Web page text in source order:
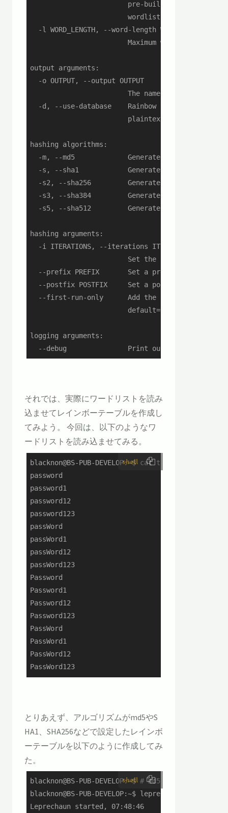
pre-built one; the name
wordlist will be set by
  -l WORD_LENGTH, --word-length WORD_LENGTH
Maximum word length for
output arguments:
  -o OUTPUT, --output OUTPUT
The name of the output
-d, --use-database    Rainbow table will be
                        plaintext file
hashing algorithms:
-m, --md5             Generate MD5 hashes of
-s, --sha1            Generate SHA1 hashes of
-s2, --sha256         Generate SHA256 hashes
-s3, --sha384         Generate SHA384 hashes
-s5, --sha512         Generate SHA512 hashes
hashing arguments:
  -i ITERATIONS, --iterations ITERATIONS
Set the number of hash
--prefix PREFIX       Set a prefix for the
--postfix POSTFIX     Set a postfix for the
--first-run-only      Add the pre/postfixes
                        default=False
logging arguments:
--debug               Print out debug
それでは、実際にワードリストを読み
込ませてレインボーテーブルを作成し
てみよう。 今回は、以下のようなワ
ードリストを読み込ませてみる。
shell
blacknon@BS-PUB-DEVELOP:~$ cat test_word.list
password
password1
password12
password123
passWord
passWord1
passWord12
passWord123
Password
Password1
Password12
Password123
PassWord
PassWord1
PassWord12
PassWord123
とりあえず、アルゴリズムがmd5やS
HA1、SHA256などで設定したレインボ
ーテーブルを以下のように作成してみ
た。
shell
blacknon@BS-PUB-DEVELOP:~$ # md5
blacknon@BS-PUB-DEVELOP:~$ leprechaun --md5
Leprechaun started, 07:48:46